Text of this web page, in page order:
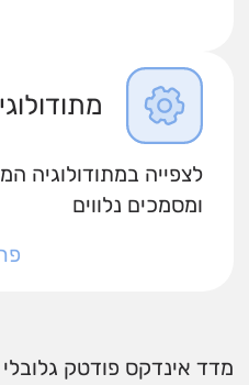
לצפייה במתודולוגיה
ומסמכים נלווים
מדד אינדקס פודטק